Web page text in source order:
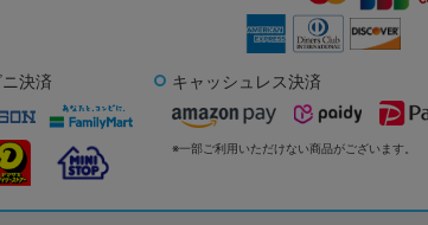
決済 キャッシュレス決済
※一部ご利用いただけない商品がございます。